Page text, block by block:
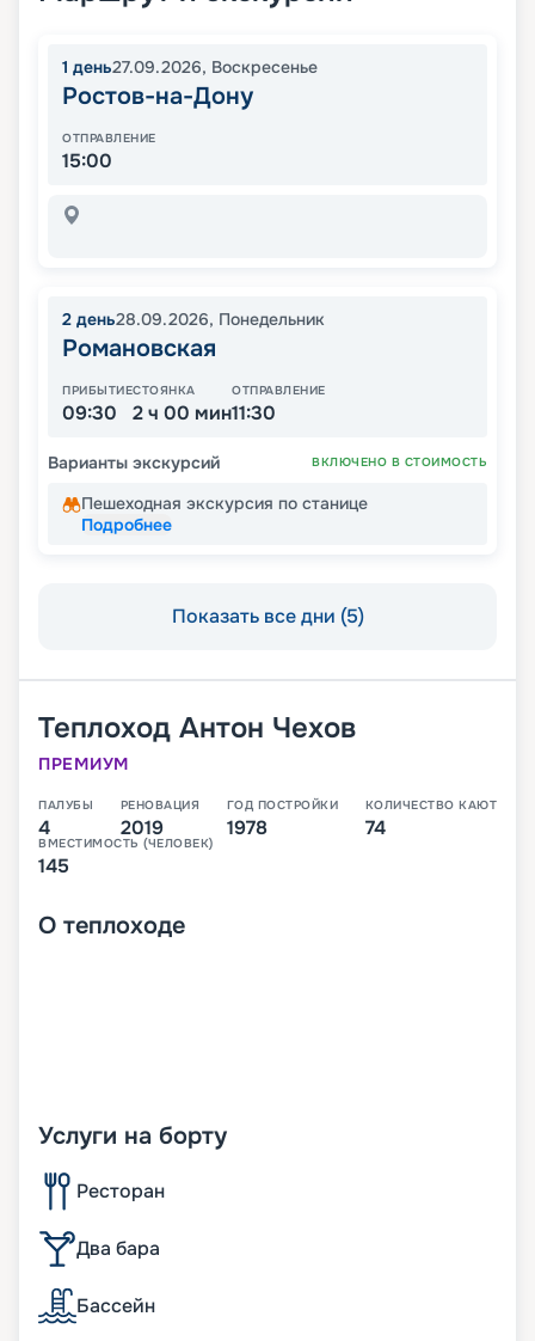
1 день27.09.2026, Воскресенье
Ростов-на-Дону
ОТПРАВЛЕНИЕ
15:00
2 день28.09.2026, Понедельник
Романовская
ПРИБЫТИЕ
09:30
СТОЯНКА
2 ч 00 мин
ОТПРАВЛЕНИЕ
11:30
Варианты экскурсий ВКЛЮЧЕНО В СТОИМОСТЬ
Пешеходная экскурсия по станице
Подробнее
Показать все дни (5)
Теплоход Антон Чехов
ПРЕМИУМ
ПАЛУБЫ
4
РЕНОВАЦИЯ
2019
ГОД ПОСТРОЙКИ
1978
КОЛИЧЕСТВО КАЮТ
74
ВМЕСТИМОСТЬ (ЧЕЛОВЕК)
145
О теплоходе
Услуги на борту
Ресторан
Два бара
Бассейн